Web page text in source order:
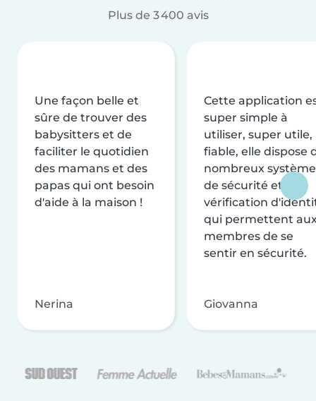
Plus de 3 400 avis
Une façon belle et
sûre de trouver des
babysitters et de
faciliter le quotidien
des mamans et des
papas qui ont besoin
d'aide à la maison !
Nerina
Cette application
super simple à
utiliser, super utile,
fiable, elle dispose
nombreux
de sécurité et de
vérification
qui permettent
membres de se
sentir en sécurité.
Giovanna